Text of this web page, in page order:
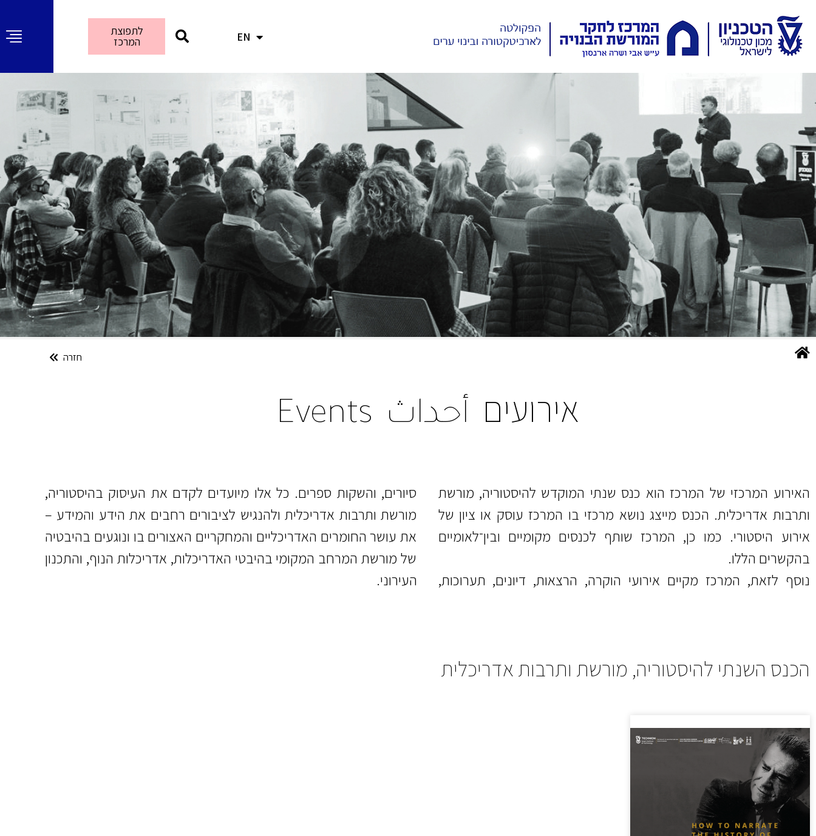
EN
AR לתפוצת
המרכז
חזרה
אירועים أحداث Events
האירוע המרכזי של המרכז הוא כנס שנתי המוקדש להיסטוריה, מורשת
ותרבות אדריכלית. הכנס מייצג נושא מרכזי בו המרכז עוסק או ציון של
אירוע היסטורי. כמו כן, המרכז שותף לכנסים מקומיים ובין־לאומיים
בהקשרים הללו.
נוסף לזאת, המרכז מקיים אירועי הוקרה, הרצאות, דיונים, תערוכות,
סיורים, והשקות ספרים. כל אלו מיועדים לקדם את העיסוק בהיסטוריה,
מורשת ותרבות אדריכלית ולהנגיש לציבורים רחבים את הידע והמידע –
את עושר החומרים האדריכליים והמחקריים האצורים בו ונוגעים בהיבטיה
של מורשת המרחב המקומי בהיבטי האדריכלות, אדריכלות הנוף, והתכנון
העירוני.
הכנס השנתי להיסטוריה, מורשת ותרבות אדריכלית